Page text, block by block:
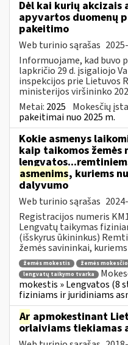
Dėl kai kurių akcizais
apyvartos duomenų
pakeitimo
Web turinio sąrašas
Informuojame, kad buvo
lapkričio 29 d. įsigaliojo
inspekcijos prie Lietuvos
ministerijos viršininko
Metai: 2025 Mokesčių
pakeitimai nuo 2025 m.
Kokie asmenys
kaip taikomos žemės
asmenims, kuriems
dalyvumo
Web turinio sąrašas
Registracijos numeris
Lengvatų taikymas
(išskyrus ūkininkus)
žemės savininkai, kuriems
žemės mokestis žemės
lengvatų taikymo tvarka
mokestis » Lengvatos (8
fiziniams ir juridiniams
Ar apmokestinant
orlaiviams tiekiamas